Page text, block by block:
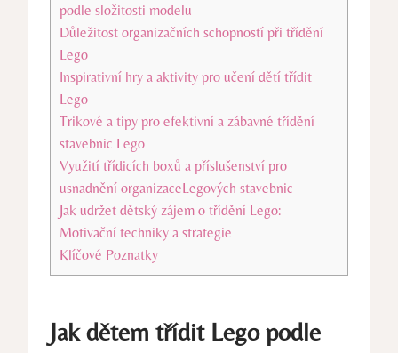
podle složitosti modelu
Důležitost organizačních schopností při třídění
Lego
Inspirativní hry a ⁣aktivity pro učení dětí třídit
Lego
Trikové ‌a tipy pro ‌efektivní a zábavné třídění
stavebnic Lego
Využití třídicích boxů a⁢ příslušenství pro
usnadnění organizaceLegových stavebnic
Jak udržet‌ dětský zájem o třídění Lego:
Motivační techniky‌ a ​strategie
Klíčové Poznatky
Jak dětem třídit Lego ⁣podle